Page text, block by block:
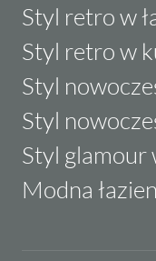
Styl retro w
Styl retro w
Styl
Styl
Styl glamour
Modna